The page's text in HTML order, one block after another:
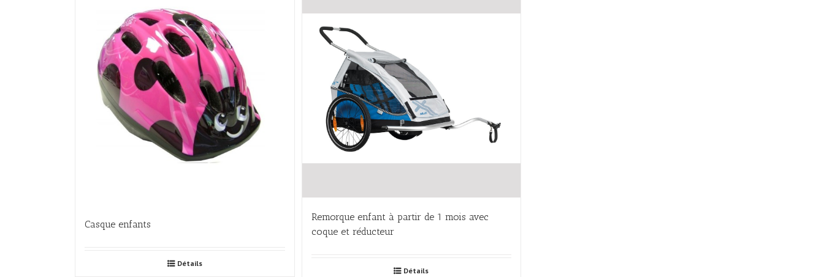
Casque enfants
Détails
Remorque enfant à partir de 1 mois avec
coque et réducteur
Détails